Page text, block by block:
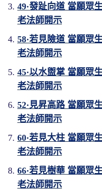
49·發趾向道 當願眾
老法師開示
58·若見險道 當願眾
老法師開示
45·以水盥掌 當願眾
老法師開示
52·見昇高路 當願眾
老法師開示
60·若見大柱 當願眾
老法師開示
66·若見樹華 當願眾
老法師開示